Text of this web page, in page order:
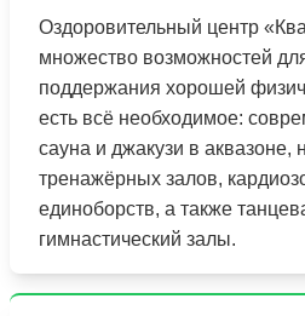
Оздоровительный центр
множество возможностей
поддержания хорошей
есть всё необходимое:
сауна и джакузи в аквазоне,
тренажёрных залов,
единоборств, а также
гимнастический залы.